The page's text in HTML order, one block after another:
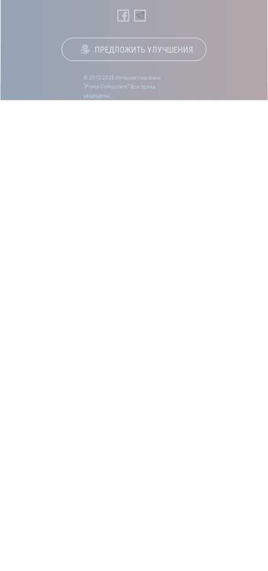
ПРЕДЛОЖИТЬ УЛУЧШЕНИЯ
© 2012-2026 Интернет-магазин
“Prime-Computers” Все права
защищены.